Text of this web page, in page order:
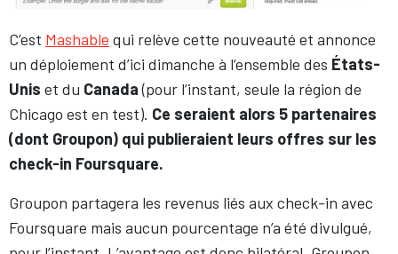
C’est Mashable qui relève cette nouveauté et annonce
un déploiement d’ici dimanche à l’ensemble des États-
Unis et du Canada(pour l’instant, seule la région de
Chicago est en test). Ce seraient alors 5 partenaires
(dont Groupon) qui publieraient leurs offres sur les
check-in Foursquare.
Groupon partagera les revenus liés aux check-in avec
Foursquare mais aucun pourcentage n’a été divulgué,